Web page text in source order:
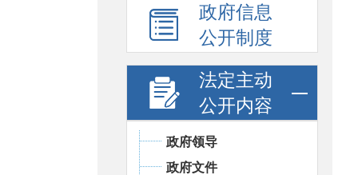
政府信息
公开制度
法定主动
公开内容
政府领导
政府文件